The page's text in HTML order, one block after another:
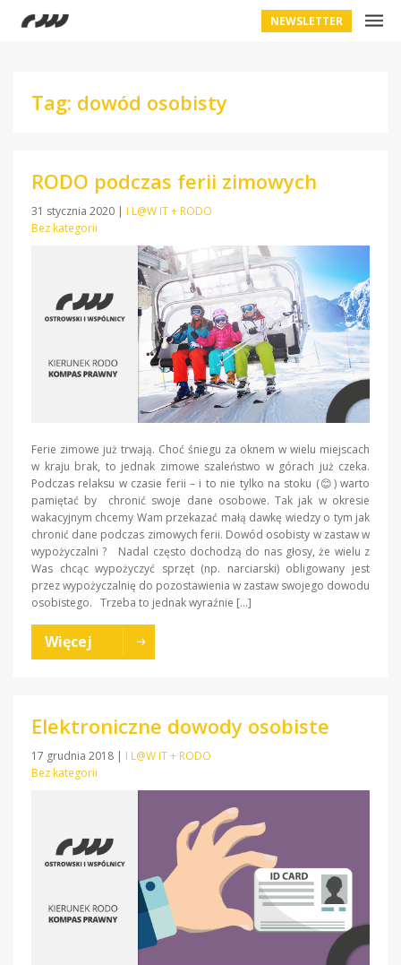
NEWSLETTER
Tag: dowód osobisty
RODO podczas ferii zimowych
31 stycznia 2020 | I L@W IT + RODO
Bez kategorii
Ferie zimowe już trwają. Choć śniegu za oknem w wielu miejscach
w kraju brak, to jednak zimowe szaleństwo w górach już czeka.
Podczas relaksu w czasie ferii – i to nie tylko na stoku (😊) warto
pamiętać by chronić swoje dane osobowe. Tak jak w okresie
wakacyjnym chcemy Wam przekazać małą dawkę wiedzy o tym jak
chronić dane podczas zimowych ferii. Dowód osobisty w zastaw w
wypożyczalni ? Nadal często dochodzą do nas głosy, że wielu z
Was chcąc wypożyczyć sprzęt (np. narciarski) obligowany jest
przez wypożyczalnię do pozostawienia w zastaw swojego dowodu
osobistego. Trzeba to jednak wyraźnie […]
Więcej
Elektroniczne dowody osobiste
17 grudnia 2018 | I L@W IT + RODO
Bez kategorii